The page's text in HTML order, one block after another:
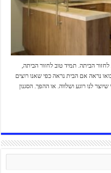
הביתה. תמיד טוב לחזור הביתה,
נראה אם הבית נראה כפי שאנו רוצים
לנו רוגע ושלווה. או ההפך. הסגנון